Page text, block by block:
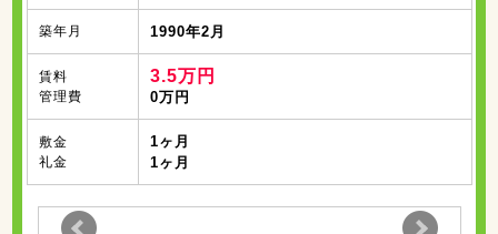
築年月 1990年2月
賃料
管理費
3.5万円
0万円
敷金
礼金
1ヶ月
1ヶ月